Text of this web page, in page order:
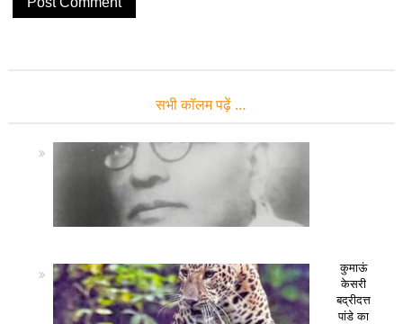
सभी कॉलम पढ़ें …
कुमाऊं
केसरी
बद्रीदत्त
पांडे का